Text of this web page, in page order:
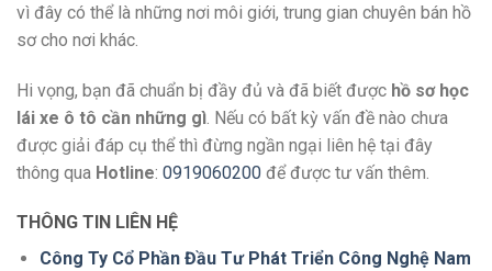
vì đây có thể là những nơi môi giới, trung gian chuyên bán hồ
sơ cho nơi khác.
Hi vọng, bạn đã chuẩn bị đầy đủ và đã biết được hồ sơ học
lái xe ô tô cần những gì . Nếu có bất kỳ vấn đề nào chưa
được giải đáp cụ thể thì đừng ngần ngại liên hệ tại đây
thông qua Hotline: 0919060200 để được tư vấn thêm.
THÔNG TIN LIÊN HỆ
Công Ty Cổ Phần Đầu Tư Phát Triển Công Nghệ Nam